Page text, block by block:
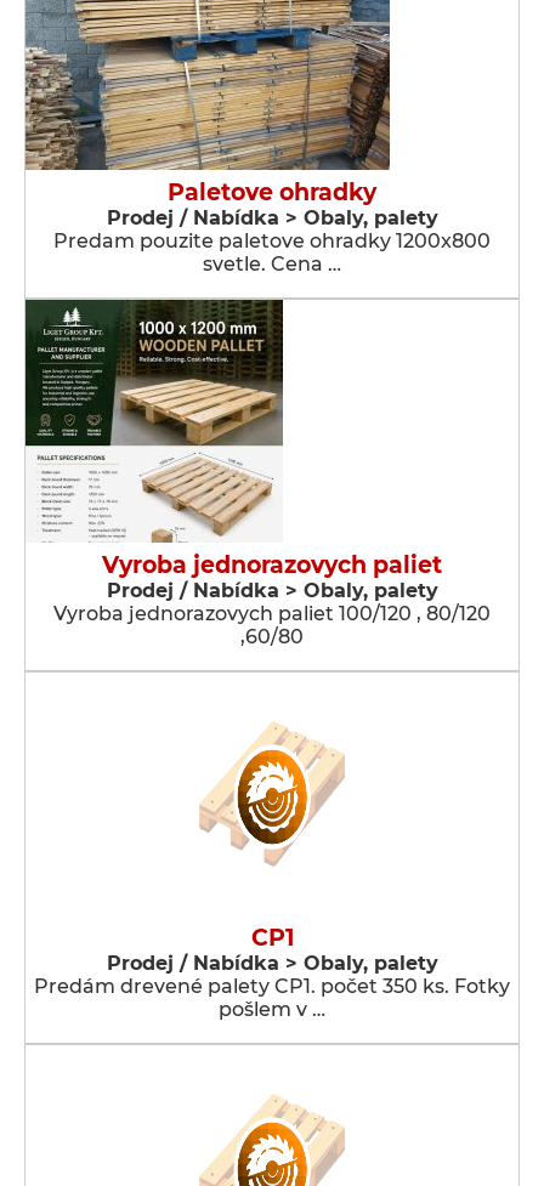
Paletove ohradky
Prodej / Nabídka > Obaly, palety
Predam pouzite paletove ohradky 1200x800
svetle. Cena …
Vyroba jednorazovych paliet
Prodej / Nabídka > Obaly, palety
Vyroba jednorazovych paliet 100/120 , 80/120
,60/80
CP1
Prodej / Nabídka > Obaly, palety
Predám drevené palety CP1. počet 350 ks. Fotky
pošlem v …